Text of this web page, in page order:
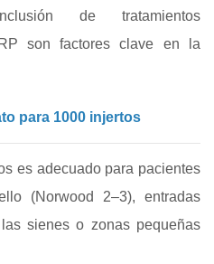
de tratamientos
son factores clave en la
para 1000 injertos
es adecuado para pacientes
(Norwood 2–3), entradas
sienes o zonas pequeñas